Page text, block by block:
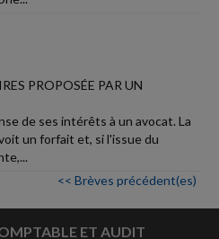
PROPOSÉE PAR UN
de ses intérêts à un avocat. La
un forfait et, si l'issue du
<< Brèves précédent(es)
ET AUDIT